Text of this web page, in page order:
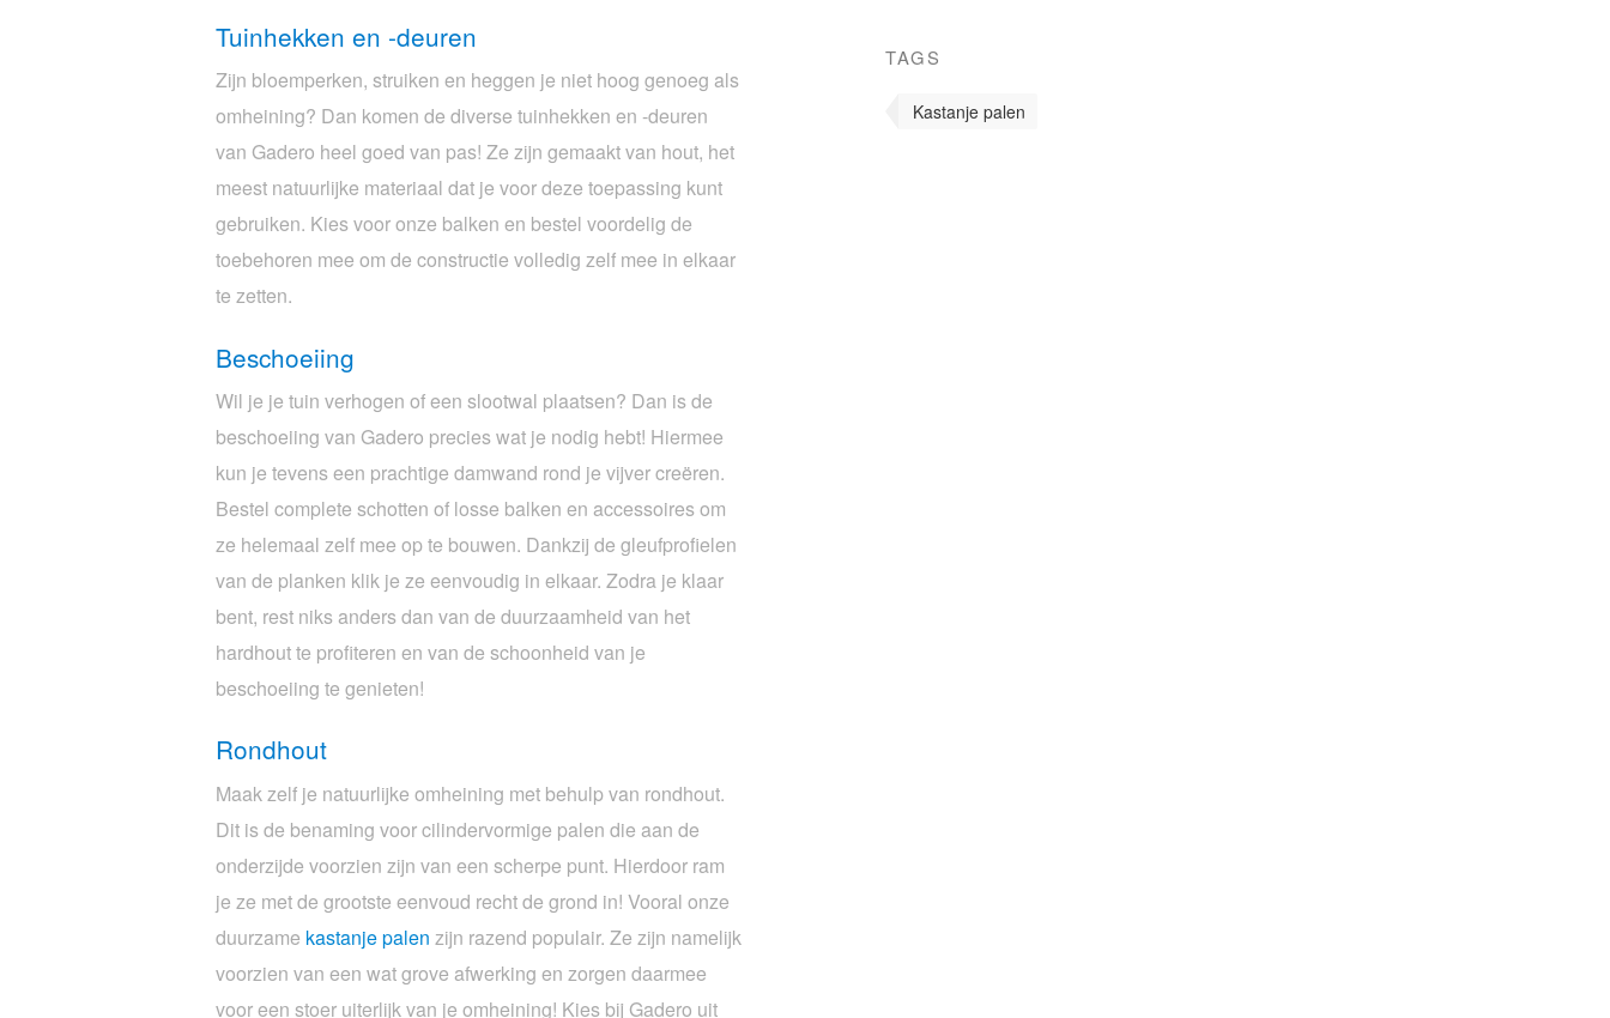
Tuinhekken en -deuren
Zijn bloemperken, struiken en heggen je niet hoog genoeg als
omheining? Dan komen de diverse tuinhekken en -deuren
van Gadero heel goed van pas! Ze zijn gemaakt van hout, het
meest natuurlijke materiaal dat je voor deze toepassing kunt
gebruiken. Kies voor onze balken en bestel voordelig de
toebehoren mee om de constructie volledig zelf mee in elkaar
te zetten.
Beschoeiing
Wil je je tuin verhogen of een slootwal plaatsen? Dan is de
beschoeiing van Gadero precies wat je nodig hebt! Hiermee
kun je tevens een prachtige damwand rond je vijver creëren.
Bestel complete schotten of losse balken en accessoires om
ze helemaal zelf mee op te bouwen. Dankzij de gleufprofielen
van de planken klik je ze eenvoudig in elkaar. Zodra je klaar
bent, rest niks anders dan van de duurzaamheid van het
hardhout te profiteren en van de schoonheid van je
beschoeiing te genieten!
Rondhout
Maak zelf je natuurlijke omheining met behulp van rondhout.
Dit is de benaming voor cilindervormige palen die aan de
onderzijde voorzien zijn van een scherpe punt. Hierdoor ram
je ze met de grootste eenvoud recht de grond in! Vooral onze
duurzame kastanje palen zijn razend populair. Ze zijn namelijk
voorzien van een wat grove afwerking en zorgen daarmee
voor een stoer uiterlijk van je omheining! Kies bij Gadero uit
TAGS
Kastanje palen